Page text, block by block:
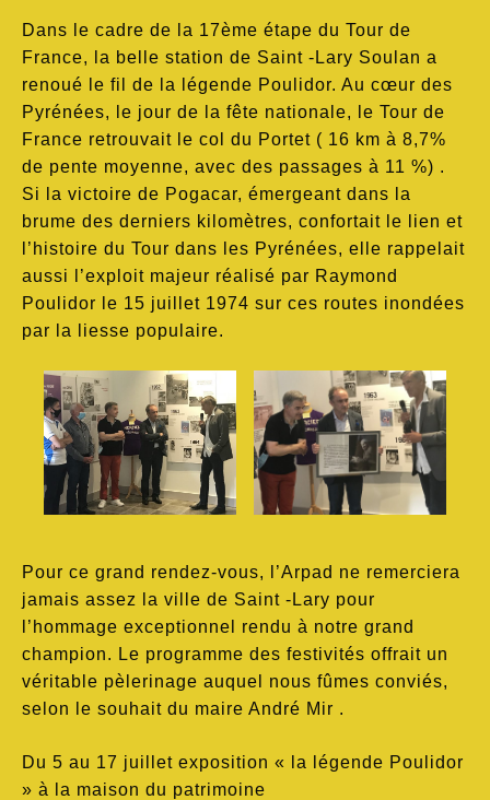
Dans le cadre de la 17ème étape du Tour de
France, la belle station de Saint -Lary Soulan a
renoué le fil de la légende Poulidor. Au cœur des
Pyrénées, le jour de la fête nationale, le Tour de
France retrouvait le col du Portet ( 16 km à 8,7%
de pente moyenne, avec des passages à 11 %) .
Si la victoire de Pogacar, émergeant dans la
brume des derniers kilomètres, confortait le lien et
l’histoire du Tour dans les Pyrénées, elle rappelait
aussi l’exploit majeur réalisé par Raymond
Poulidor le 15 juillet 1974 sur ces routes inondées
par la liesse populaire.
Pour ce grand rendez-vous, l’Arpad ne remerciera
jamais assez la ville de Saint -Lary pour
l’hommage exceptionnel rendu à notre grand
champion. Le programme des festivités offrait un
véritable pèlerinage auquel nous fûmes conviés,
selon le souhait du maire André Mir .
Du 5 au 17 juillet exposition « la légende Poulidor
» à la maison du patrimoine